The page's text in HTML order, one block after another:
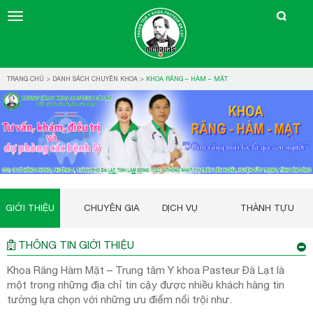
TRANG CHỦ > DANH SÁCH CHUYÊN KHOA > KHOA RĂNG – HÀM – MẶT
GIỚI THIỆU CHUYÊN GIA DỊCH VỤ THÀNH TỰU
THÔNG TIN GIỚI THIỆU
Khoa Răng Hàm Mặt – Trung tâm Y khoa Pasteur Đà Lạt là
một trong những địa chỉ tin cậy được nhiều khách hàng tin
tưởng lựa chọn với những ưu điểm nổi trội như.